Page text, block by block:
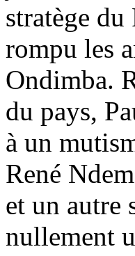
stratège
rompu les
Ondimba.
du pays,
à un
René
et un autre
nullement